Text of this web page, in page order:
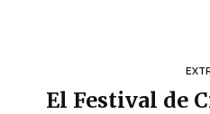
El Festival de